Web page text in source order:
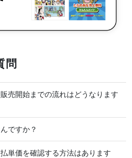
問
売開始までの流れはどうなります
ですか？
単価を確認する方法はあります